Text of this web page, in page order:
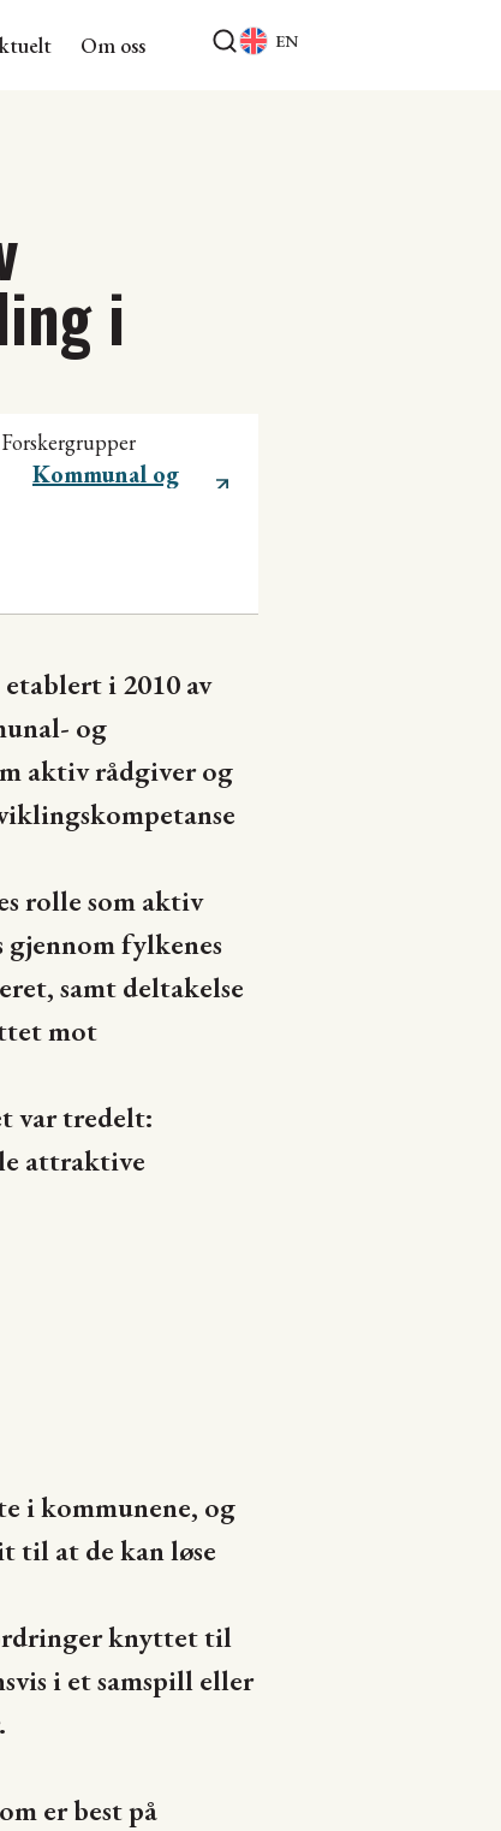
Om oss EN
i
Forskergrupper
Kommunal og
regional utvikling
i 2010 av
og
aktiv rådgiver og
rolle som aktiv
fylkenes
samt deltakelse
mot
var tredelt:
attraktive
i kommunene, og
til at de kan løse
knyttet til
i et samspill eller
er best på